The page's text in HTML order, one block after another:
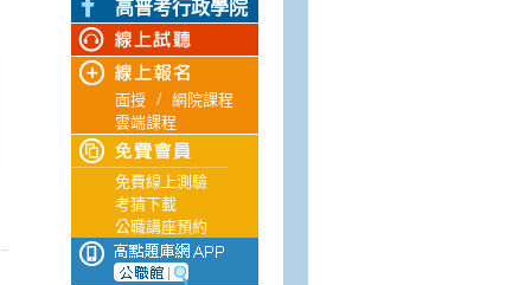
高普考行政學院
面授 / 網院課程
雲端課程
免費線上測驗
考猜下載
公職講座預約